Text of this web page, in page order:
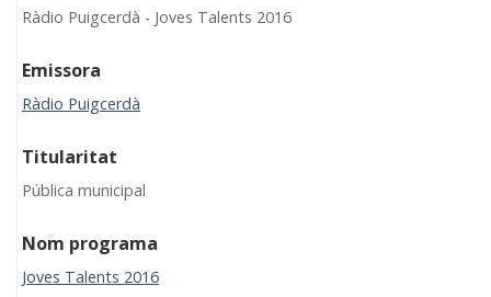
Ràdio Puigcerdà - Joves Talents 2016
Emissora
Ràdio Puigcerdà
Titularitat
Pública municipal
Nom programa
Joves Talents 2016